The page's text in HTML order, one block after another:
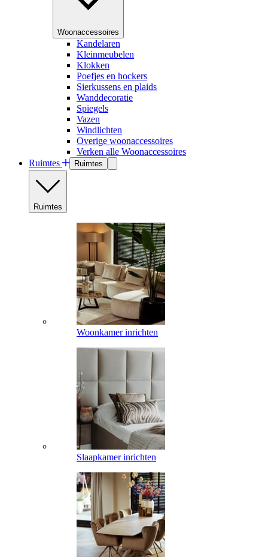
Woonaccessoires
Kandelaren
Kleinmeubelen
Klokken
Poefjes en hockers
Sierkussens en plaids
Wanddecoratie
Spiegels
Vazen
Windlichten
Overige woonaccessoires
Verken alle Woonaccessoires
Ruimtes
Ruimtes
Ruimtes
Woonkamer inrichten
Slaapkamer inrichten